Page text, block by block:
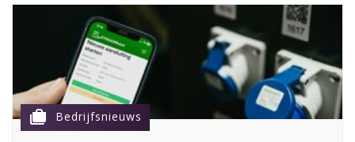
cases Bedrijfsnieuws